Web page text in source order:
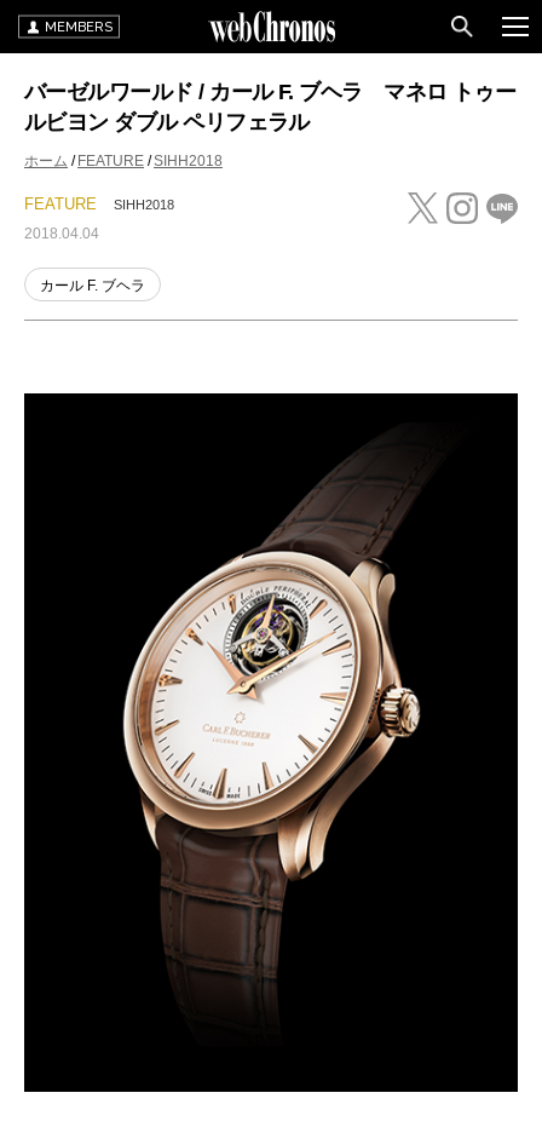
MEMBERS
バーゼルワールド / カール F. ブヘラ マネロ トゥー
ルビヨン ダブル ペリフェラル
ホーム FEATURE SIHH2018
FEATURE SIHH2018
2018.04.04
カール F. ブヘラ